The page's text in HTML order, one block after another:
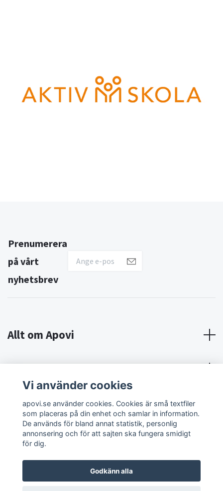
Prenumerera
på vårt
nyhetsbrev
Allt om Apovi
Om Apovi
Sociala medier
Vi använder cookies
apovi.se använder cookies. Cookies är små textfiler
som placeras på din enhet och samlar in information.
De används för bland annat statistik, personlig
annonsering och för att sajten ska fungera smidigt
för dig.
Godkänn alla